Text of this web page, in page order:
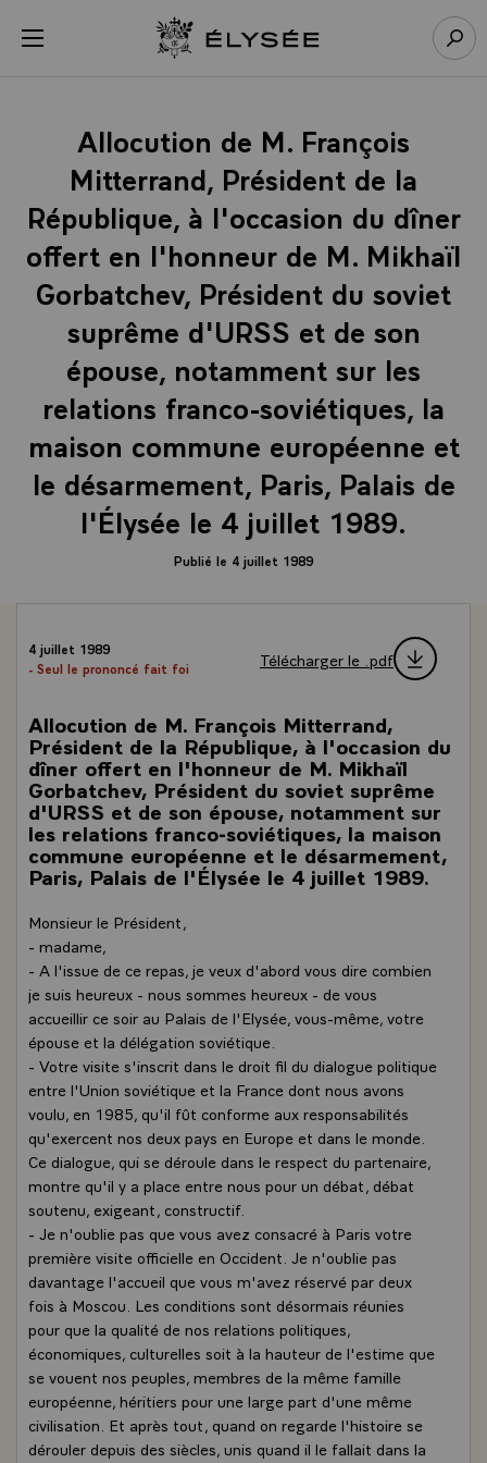
menu Retour à l’accueil Élysée
Allocution de M. François
Mitterrand, Président de la
République, à l'occasion du dîner
offert en l'honneur de M. Mikhaïl
Gorbatchev, Président du soviet
suprême d'URSS et de son
épouse, notamment sur les
relations franco-soviétiques, la
maison commune européenne et
le désarmement, Paris, Palais de
l'Élysée le 4 juillet 1989.
Publié le 4 juillet 1989
4 juillet 1989
- Seul le prononcé fait foi
Télécharger le .pdf
Allocution de M. François Mitterrand,
Président de la République, à l'occasion du
dîner offert en l'honneur de M. Mikhaïl
Gorbatchev, Président du soviet suprême
d'URSS et de son épouse, notamment sur
les relations franco-soviétiques, la maison
commune européenne et le désarmement,
Paris, Palais de l'Élysée le 4 juillet 1989.
Monsieur le Président,
- madame,
- A l'issue de ce repas, je veux d'abord vous dire combien
je suis heureux - nous sommes heureux - de vous
accueillir ce soir au Palais de l'Elysée, vous-même, votre
épouse et la délégation soviétique.
- Votre visite s'inscrit dans le droit fil du dialogue politique
entre l'Union soviétique et la France dont nous avons
voulu, en 1985, qu'il fût conforme aux responsabilités
qu'exercent nos deux pays en Europe et dans le monde.
Ce dialogue, qui se déroule dans le respect du partenaire,
montre qu'il y a place entre nous pour un débat, débat
soutenu, exigeant, constructif.
- Je n'oublie pas que vous avez consacré à Paris votre
première visite officielle en Occident. Je n'oublie pas
davantage l'accueil que vous m'avez réservé par deux
fois à Moscou. Les conditions sont désormais réunies
pour que la qualité de nos relations politiques,
économiques, culturelles soit à la hauteur de l'estime que
se vouent nos peuples, membres de la même famille
européenne, héritiers pour une large part d'une même
civilisation. Et après tout, quand on regarde l'histoire se
dérouler depuis des siècles, unis quand il le fallait dans la
Panneau de gestion des cookies